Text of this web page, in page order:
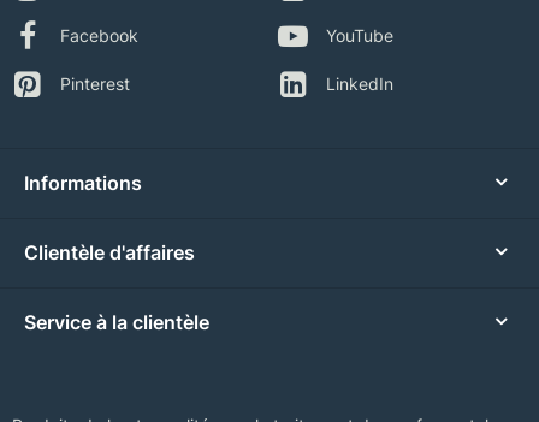
Facebook
Pinterest
YouTube
LinkedIn
Informations
Clientèle d'affaires
Service à la clientèle